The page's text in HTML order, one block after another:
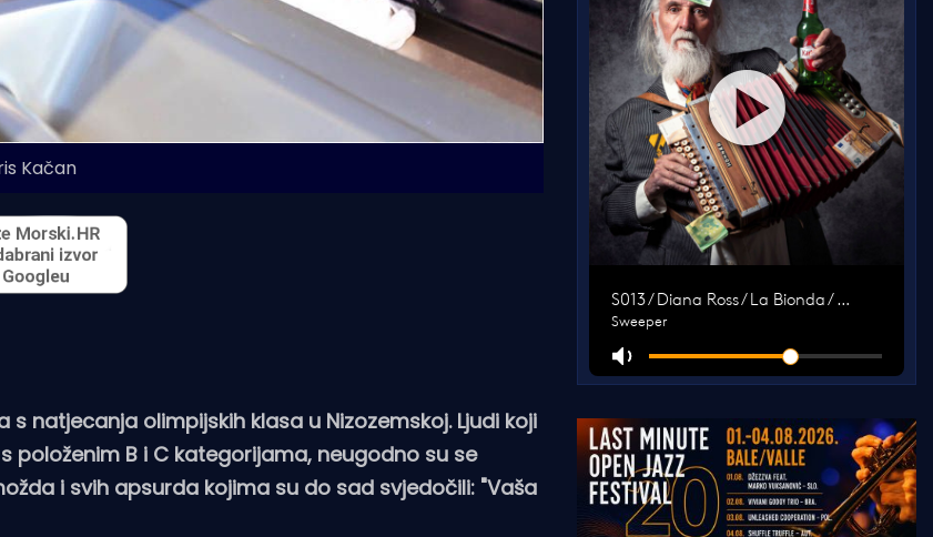
Kačan
natjecanja olimpijskih klasa u Nizozemskoj. Ljudi koji
položenim B i C kategorijama, neugodno su se
i svih apsurda kojima su do sad svjedočili: "Vaša